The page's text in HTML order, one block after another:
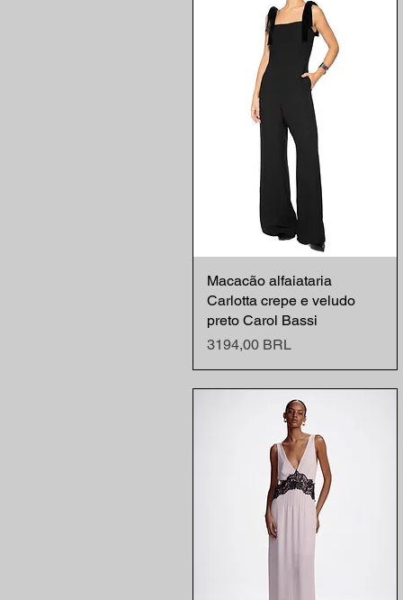
Vista rápida
Macacão alfaiataria
Carlotta crepe e veludo
preto Carol Bassi
Precio
3194,00 BRL